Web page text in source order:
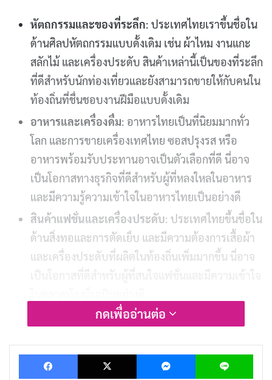
หัตถกรรมและของที่ระลึก: ประเทศไทยเราขึ้นชื่อใน
ด้านศิลปหัตถกรรมแบบดั้งเดิม เช่น ผ้าไหม งานแกะ
สลักไม้ และเครื่องประดับ สินค้าเหล่านี้เป็นของที่ระลึก
ที่ดีสำหรับนักท่องเที่ยวและยังสามารถขายให้กับคนใน
ท้องถิ่นที่ชื่นชอบงานฝีมือแบบดั้งเดิม
อาหารและเครื่องดื่ม: อาหารไทยเป็นที่นิยมมากทั่ว
โลก และการขายเครื่องเทศไทย ซอสปรุงรส หรือ
อาหารพร้อมรับประทานอาจเป็นตัวเลือกที่ดี นี่อาจ
เป็นโอกาสทางธุรกิจที่ดีสำหรับผู้ที่หลงใหลในอาหาร
และมีความรู้ความเข้าใจในอาหารไทยเป็นอย่างดี
สินค้าแฟชั่นและเครื่องประดับ: ประเทศไทยขึ้นชื่อใน
ด้านสิ่งทอและการตัดเย็บ และมีความต้องการเสื้อผ้า
และเครื่องประดับที่ผลิตในท้องถิ่นเพิ่มมากขึ้น นี่อาจ
เป็นโอกาสที่ดีสำหรับผู้ที่สนใจแฟชั่นและมีความเข้าใจ
ผลิตภัณฑ์เพื่อสุขภาพและความงาม
สุขภาพ ดังนั้นผลิตภัณฑ์ต่าง ๆ เช่น อาหารเสริม
สมุนไพร ผลิตภัณฑ์บำรุงผิว และอโรมาเธอราพีอาจ
กดเพื่ออ่านต่อ
Facebook X Messenger Line